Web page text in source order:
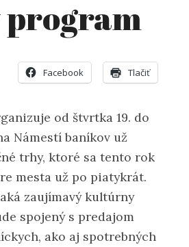
Facebook Tlačiť
od štvrtka 19. do
Námestí baníkov už
trhy, ktoré sa tento rok
mesta už po piatykrát.
zaujímavý kultúrny
spojený s predajom
ako aj spotrebných